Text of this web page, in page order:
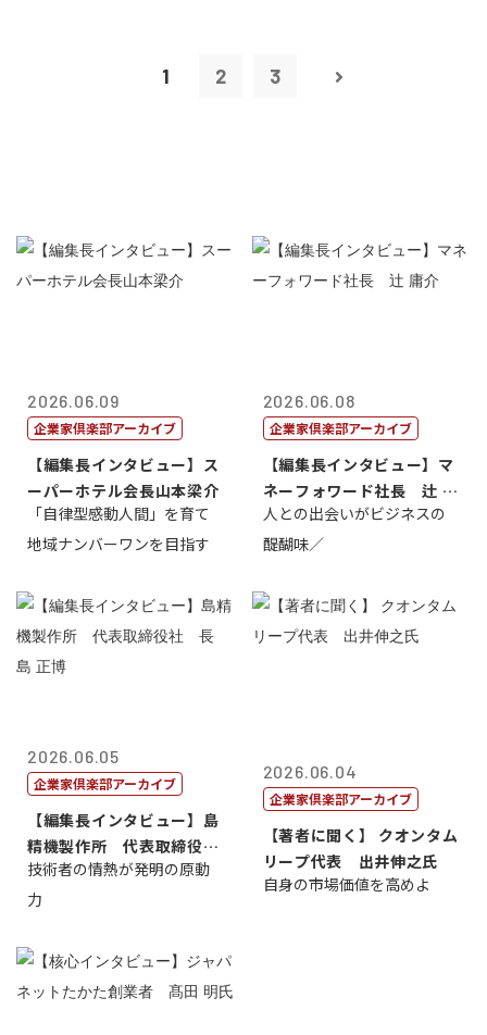
1 2 3
2026.06.09
企業家倶楽部アーカイブ
【編集長インタビュー】ス
ーパーホテル会長山本梁介
「自律型感動人間」を育て
地域ナンバーワンを目指す
2026.06.08
企業家倶楽部アーカイブ
【編集長インタビュー】マ
ネーフォワード社長 辻 庸
介
人との出会いがビジネスの
醍醐味／
2026.06.05
企業家倶楽部アーカイブ
【編集長インタビュー】島
精機製作所 代表取締役
社 長 島 正...
技術者の情熱が発明の原動
力
2026.06.04
企業家倶楽部アーカイブ
【著者に聞く】 クオンタム
リープ代表 出井伸之氏
自身の市場価値を高めよ